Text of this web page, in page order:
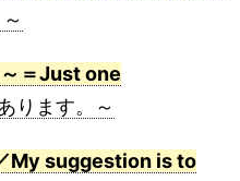
＝Just one
ります。～
My suggestion is to